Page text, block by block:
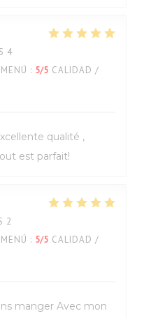
4
MENÚ : 5/5 CALIDAD /
qualité ,
est parfait!
2
MENÚ : 5/5 CALIDAD /
manger Avec mon